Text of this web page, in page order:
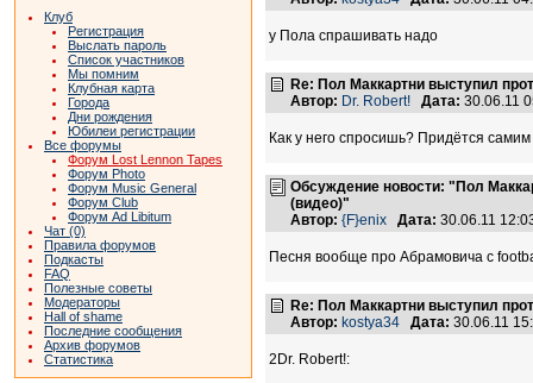
Клуб
Регистрация
Выслать пароль
Список участников
Мы помним
Клубная карта
Города
Дни рождения
Юбилеи регистрации
Все форумы
Форум Lost Lennon Tapes
Форум Photo
Форум Music General
Форум Club
Форум Ad Libitum
Чат (0)
Правила форумов
Подкасты
FAQ
Полезные советы
Модераторы
Hall of shame
Последние сообщения
Архив форумов
Статистика
у Пола спрашивать надо
Re: Пол Маккартни выступил
Автор: Dr. Robert! Дата: 30.06.11
Как у него спросишь? Придётся
Обсуждение новости: "Пол
(видео)"
Автор: {F}enix Дата: 30.06.11
Песня вообще про Абрамовича с
Re: Пол Маккартни выступил
Автор: kostya34 Дата: 30.06.11
2Dr. Robert!: